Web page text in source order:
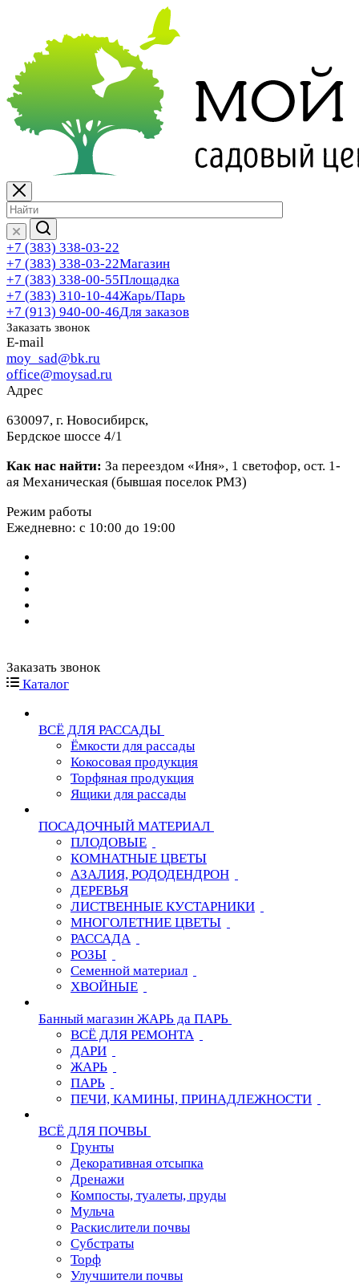
+7 (383) 338-03-22
+7 (383) 338-03-22Магазин
+7 (383) 338-00-55Площадка
+7 (383) 310-10-44Жарь/Парь
+7 (913) 940-00-46Для заказов
Заказать звонок
E-mail
moy_sad@bk.ru
office@moysad.ru
Адрес
630097, г. Новосибирск,
Бердское шоссе 4/1
Как нас найти: За переездом «Иня», 1 светофор, ост. 1-
ая Механическая (бывшая поселок РМЗ)
Режим работы
Ежедневно: с 10:00 до 19:00
Заказать звонок
Каталог
ВСЁ ДЛЯ РАССАДЫ
Ёмкости для рассады
Кокосовая продукция
Торфяная продукция
Ящики для рассады
ПОСАДОЧНЫЙ МАТЕРИАЛ
ПЛОДОВЫЕ
КОМНАТНЫЕ ЦВЕТЫ
АЗАЛИЯ, РОДОДЕНДРОН
ДЕРЕВЬЯ
ЛИСТВЕННЫЕ КУСТАРНИКИ
МНОГОЛЕТНИЕ ЦВЕТЫ
РАССАДА
РОЗЫ
Семенной материал
ХВОЙНЫЕ
Банный магазин ЖАРЬ да ПАРЬ
ВСЁ ДЛЯ РЕМОНТА
ДАРИ
ЖАРЬ
ПАРЬ
ПЕЧИ, КАМИНЫ, ПРИНАДЛЕЖНОСТИ
ВСЁ ДЛЯ ПОЧВЫ
Грунты
Декоративная отсыпка
Дренажи
Компосты, туалеты, пруды
Мульча
Раскислители почвы
Субстраты
Торф
Улучшители почвы